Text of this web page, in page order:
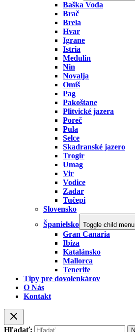
Baška Voda
Brač
Brela
Hvar
Igrane
Istria
Medulin
Nin
Novalja
Omiš
Pag
Pakoštane
Plitvické jazera
Poreč
Pula
Selce
Skadranské jazero
Trogir
Umag
Vir
Vodice
Zadar
Tučepi
Slovensko
Španielsko Toggle child menu
Gran Canaria
Ibiza
Katalánsko
Mallorca
Tenerife
Tipy pre dovolenkárov
O Nás
Kontakt
Hľadať: